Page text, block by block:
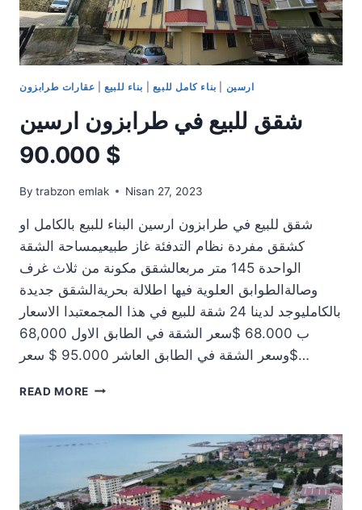
ارسين بناء كامل للبيع بناء للبيع| عقارات طرابزون
شقق للبيع في طرابزون ارسين
90.000 $
By trabzon emlak Nisan 27, 2023
شقق للبيع في طرابزون ارسين البناء للبيع بالكامل او
كشقق مفردة نظام التدفئة غاز طبيعيمساحة الشقة
الواحدة 145 متر مربعالشقق مكونة من ثلاث غرف
وصالةالطوابق العلوية فيها اطلالة بحريةالشقق جديدة
بالكامليوجد لدينا 24 شقة للبيع في هذا المجمعتبدا الاسعار
ب 68.000 $سعر الشقة في الطابق الاول 68,000
$وسعر الشقة في الطابق العاشر 95.000 $ سعر…
READ MORE شقق
طرابزون
90.000
$